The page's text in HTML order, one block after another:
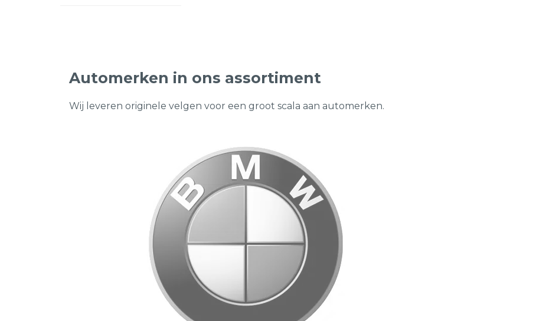
Automerken in ons assortiment
Wij leveren originele velgen voor een groot scala aan automerken.